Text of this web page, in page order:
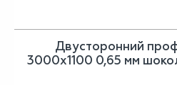
Двусторонний
3000х1100 0,65 мм